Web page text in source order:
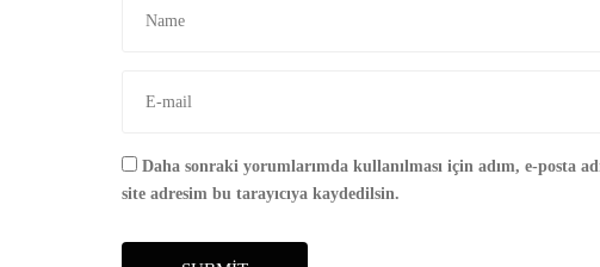
Daha sonraki yorumlarımda kullanılması için adım, e-posta
site adresim bu tarayıcıya kaydedilsin.